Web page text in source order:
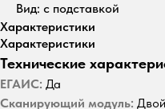
Вид: с подставкой
Характеристики
Характеристики
Технические
ЕГАИС: Да
Сканирующий модуль: